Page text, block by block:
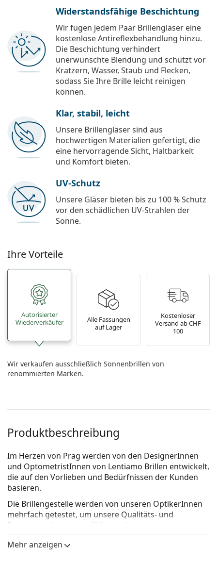
Widerstandsfähige Beschichtung
Wir fügen jedem Paar Brillengläser eine
kostenlose Antireflexbehandlung hinzu.
Die Beschichtung verhindert
unerwünschte Blendung und schützt vor
Kratzern, Wasser, Staub und Flecken,
sodass Sie Ihre Brille leicht reinigen
können.
Klar, stabil, leicht
Unsere Brillengläser sind aus
hochwertigen Materialien gefertigt, die
eine hervorragende Sicht, Haltbarkeit
und Komfort bieten.
UV-Schutz
Unsere Gläser bieten bis zu 100 % Schutz
vor den schädlichen UV-Strahlen der
Sonne.
Ihre Vorteile
Autorisierter
Wiederverkäufer
Alle Fassungen
auf Lager
Kostenloser
Versand ab CHF
100
Wir verkaufen ausschließlich Sonnenbrillen von
renommierten Marken.
Produktbeschreibung
Im Herzen von Prag werden von den DesignerInnen
und OptometristInnen von Lentiamo Brillen entwickelt,
die auf den Vorlieben und Bedürfnissen der Kunden
basieren.
Die Brillengestelle werden von unseren OptikerInnen
mehrfach getestet, um unsere Qualitäts- und
Designstandards zu erfüllen und zudem
erschwingliche Preise bieten zu können. Wir
verwendenultraleichte Materialien,
Mehr anzeigen